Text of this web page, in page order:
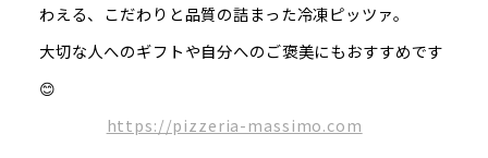
わえる、こだわりと品質の詰まった冷凍ピッツァ。
大切な人へのギフトや自分へのご褒美にもおすすめです
😊
https://pizzeria-massimo.com